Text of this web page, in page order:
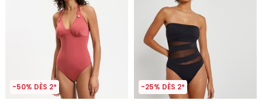
-50% DÈS 2* -25% DÈS 2*